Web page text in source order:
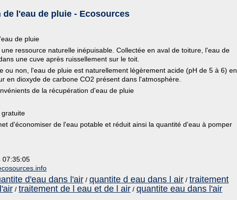
de l'eau de pluie - Ecosources
de pluie
ressource naturelle inépuisable. Collectée en aval de toiture, l'eau de
une cuve après ruissellement sur le toit.
ou non, l'eau de pluie est naturellement légèrement acide (pH de 5 à 6) en
en dioxyde de carbone CO2 présent dans l'atmosphère.
de la récupération d'eau de pluie
gratuite
d'économiser de l'eau potable et réduit ainsi la quantité d'eau à pomper
07:35:05
d'eau dans l'air / quantite d eau dans l air / traitement
/ traitement de l eau et de l air / quantite eau dans l'air